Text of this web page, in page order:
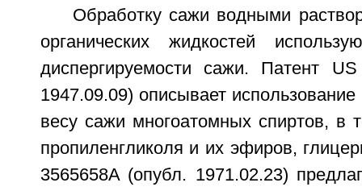
Обработку сажи водными
органических жидкостей
диспергируемости сажи. Патент
1947.09.09) описывает
весу сажи многоатомных спиртов, в
пропиленгликоля и их эфиров,
3565658A (опубл. 1971.02.23)